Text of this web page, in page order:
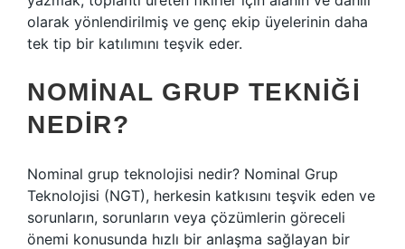
olarak yönlendirilmiş ve genç ekip üyelerinin daha
tek tip bir katılımını teşvik eder.
NOMINAL GRUP TEKNIĞI
NEDIR?
Nominal grup teknolojisi nedir? Nominal Grup
Teknolojisi (NGT), herkesin katkısını teşvik eden ve
sorunların, sorunların veya çözümlerin göreceli
önemi konusunda hızlı bir anlaşma sağlayan bir